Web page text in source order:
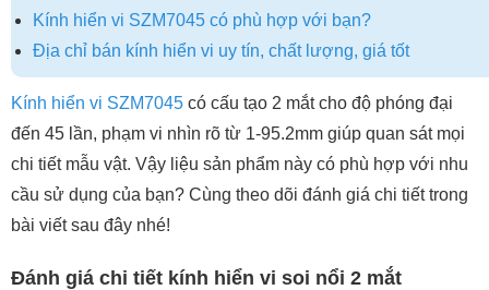
Kính hiển vi SZM7045 có phù hợp với bạn?
Địa chỉ bán kính hiển vi uy tín, chất lượng, giá tốt
Kính hiển vi SZM7045 có cấu tạo 2 mắt cho độ phóng đại
đến 45 lần, phạm vi nhìn rõ từ 1-95.2mm giúp quan sát mọi
chi tiết mẫu vật. Vậy liệu sản phẩm này có phù hợp với nhu
cầu sử dụng của bạn? Cùng theo dõi đánh giá chi tiết trong
bài viết sau đây nhé!
Đánh giá chi tiết kính hiển vi soi nổi 2 mắt